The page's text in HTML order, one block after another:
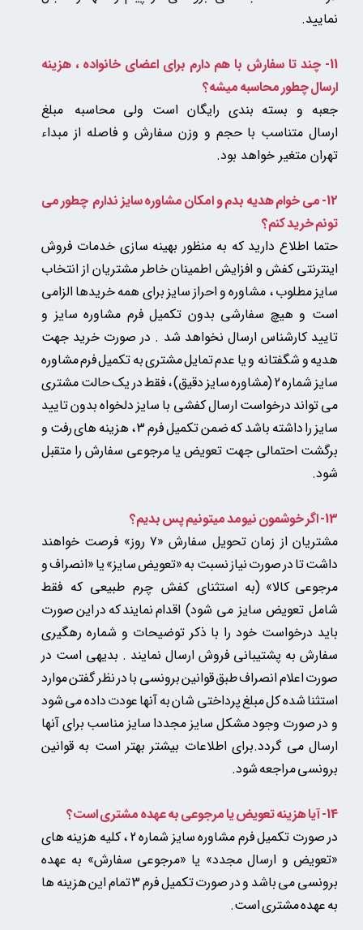
نمایید.
11- چند تا سفارش با هم دارم برای اعضای خانواده ، هزینه
ارسال چطور محاسبه میشه؟
جعبه و بسته بندی رایگان است ولیمحاسبه مبلغ
ارسال متناسب با حجم و وزن سفارش و فاصله از مبداء
تهران متغیر خواهد بود.
12- می خوام هدیه بدم و امکان مشاوره سایز ندارم چطور می
تونم خرید کنم؟
حتما اطلاع دارید که به منظور بهینه سازی خدمات فروش
اینترنتی کفش و افزایش اطمینان خاطر مشتریان از انتخاب
سایز مطلوب ، مشاوره و احراز سایز برای همه خریدها الزامی
است و هیچ سفارشی بدون تکمیل فرم مشاوره سایز و
تایید کارشناس ارسال نخواهد شد . در صورت خرید جهت
هدیه و شگفتانه و یا عدم تمایل مشتری به تکمیل فرم مشاوره
سایز شماره 2 (مشاوره سایز دقیق) ، فقط در یک حالت مشتری
می تواند درخواست ارسال کفشی با سایز دلخواه بدون تایید
سایز را داشته باشد که ضمن تکمیل فرم 3 ، هزینه های رفت و
برگشت احتمالی جهت تعویض یا مرجوعی سفارش را متقبل
شود.
13- اگر خوشمون نیومد میتونیم پس بدیم؟
مشتریان از زمان تحویل سفارش «۷ روز» فرصت خواهند
داشت تا در صورت نیاز نسبت به «تعویض سایز» یا «انصراف و
مرجوعی کالا» (به استثنای کفش چرم طبیعی که فقط
شامل تعویض سایز می شود) اقدام نمایند که در این صورت
باید درخواست خود را با ذکر توضیحات و شماره رهگیری
سفارش به پشتیبانی فروش ارسال نمایند . بدیهی است در
صورت اعلام انصراف طبق قوانین برونسی با در نظر گفتن موارد
استثنا شده کل مبلغ پرداختی شان به آنها عودت داده می شود
و در صورت وجود مشکل سایز مجددا سایز مناسب برای آنها
ارسال می گردد.برای اطلاعات بیشتر بهتر است به قوانین
برونسی مراجعه شود.
14- آیا هزینه تعویض یا مرجوعی به عهده مشتری است؟
در صورت تکمیل فرم مشاوره سایز شماره 2 ، کلیه هزینه های
«تعویض و ارسال مجدد» یا «مرجوعی سفارش» به عهده
برونسی می باشد و در صورت تکمیل فرم 3 تمام این هزینه ها
به عهده مشتری است.